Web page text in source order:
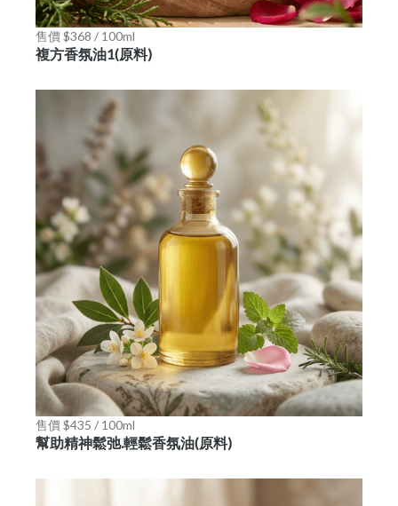
售價 $368 / 100ml
複方香氛油1(原料)
售價 $435 / 100ml
幫助精神鬆弛.輕鬆香氛油(原料)